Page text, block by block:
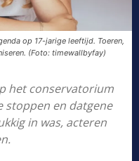
op 17-jarige leeftijd. Toeren,
(Foto: timewallbyfay)
het conservatorium
stoppen en datgene
in was, acteren